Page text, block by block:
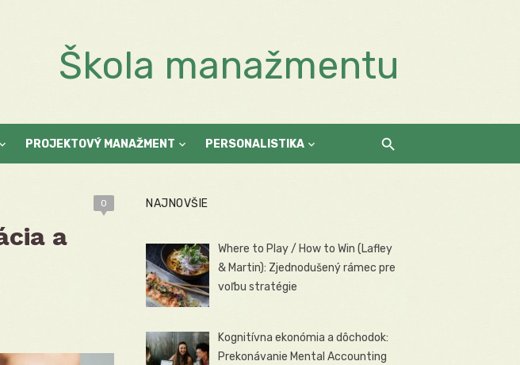
Škola manažmentu
PROJEKTOVÝ MANAŽMENT PERSONALISTIKA
0
a
NAJNOVŠIE
Where to Play / How to Win (Lafley
& Martin): Zjednodušený rámec pre
voľbu stratégie
Kognitívna ekonómia a dôchodok:
Prekonávanie Mental Accounting